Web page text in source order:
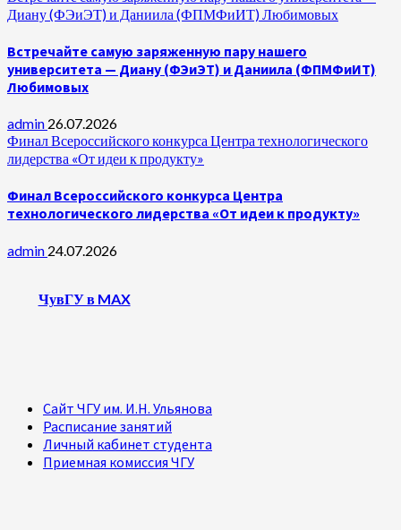
Диану (ФЭиЭТ) и Даниила (ФПМФиИТ) Любимовых
Встречайте самую заряженную пару нашего
университета — Диану (ФЭиЭТ) и Даниила (ФПМФиИТ)
Любимовых
admin 26.07.2026
Финал Всероссийского конкурса Центра технологического
лидерства «От идеи к продукту»
Финал Всероссийского конкурса Центра
технологического лидерства «От идеи к продукту»
admin 24.07.2026
ЧувГУ в MAX
Сайт ЧГУ им. И.Н. Ульянова
Расписание занятий
Личный кабинет студента
Приемная комиссия ЧГУ